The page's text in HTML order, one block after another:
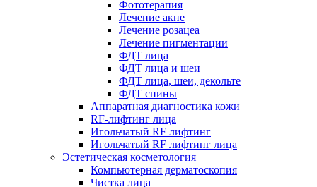
Фототерапия
Лечение акне
Лечение розацеа
Лечение пигментации
ФДТ лица
ФДТ лица и шеи
ФДТ лица, шеи, декольте
ФДТ спины
Аппаратная диагностика кожи
RF-лифтинг лица
Игольчатый RF лифтинг
Игольчатый RF лифтинг лица
Эстетическая косметология
Компьютерная дерматоскопия
Чистка лица